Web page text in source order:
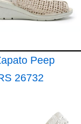
para
Peep
26732
Cuña de 6